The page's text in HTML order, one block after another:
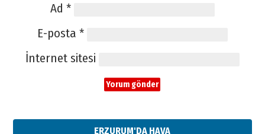
Ad *
E-posta *
İnternet sitesi
ERZURUM'DA HAVA